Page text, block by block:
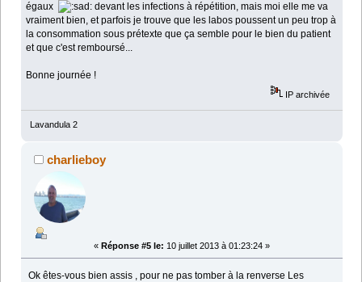
égaux
devant les infections à répétition, mais moi elle me va
vraiment bien, et parfois je trouve que les labos poussent un peu trop à
la consommation sous prétexte que ça semble pour le bien du patient
et que c'est remboursé...
Bonne journée !
IP archivée
Lavandula 2
charlieboy
« Réponse #5 le: 10 juillet 2013 à 01:23:24 »
Ok êtes-vous bien assis , pour ne pas tomber à la renverse Les